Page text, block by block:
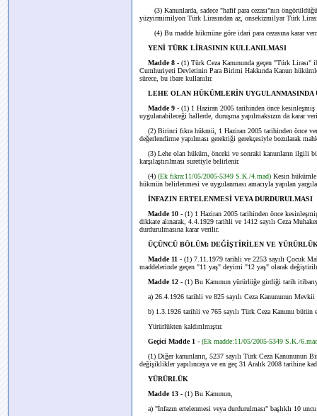
(3) Kanunlarda, sadece "hafif para cezası"nın öngörüldüğü
yüzyirmimilyon Türk Lirasından az, onsekizmilyar Türk
(4) Bu madde hükmüne göre idari para cezasına karar
YENİ TÜRK LİRASININ KULLANILMASI
Madde 8 - (1) Türk Ceza Kanununda geçen "Türk Lirası"
Cumhuriyeti Devletinin Para Birimi Hakkında Kanun
sürece, bu ibare kullanılır.
LEHE OLAN HÜKÜMLERİN UYGULANMASINDA
Madde 9 - (1) 1 Haziran 2005 tarihinden önce
uygulanabileceği hallerde, duruşma yapılmaksızın da karar
(2) Birinci fıkra hükmü, 1 Haziran 2005 tarihinden önce
değerlendirme yapılması gerektiği gerekçesiyle bozularak
(3) Lehe olan hüküm, önceki ve sonraki kanunların ilgili
karşılaştırılması suretiyle belirlenir.
(4) (Ek fıkra:11/05/2005-5349 S.K./4.mad) Kesin
hükmün belirlenmesi ve uygulanması amacıyla yapılan
İNFAZIN ERTELENMESİ VEYA DURDURULMASI
Madde 10 - (1) 1 Haziran 2005 tarihinden önce
dikkate alınarak, 4.4.1929 tarihli ve 1412 sayılı Ceza
durdurulmasına karar verilir.
ÜÇÜNCÜ BÖLÜM: DEĞİŞTİRİLEN VE
Madde 11 - (1) 7.11.1979 tarihli ve 2253 sayılı Çocuk
maddelerinde geçen "11 yaş" deyimi "12 yaş" olarak
Madde 12 - (1) Bu Kanunun yürürlüğe girdiği tarih
a) 26.4.1926 tarihli ve 825 sayılı Ceza Kanununun Mevkii
b) 1.3.1926 tarihli ve 765 sayılı Türk Ceza Kanunu
Yürürlükten kaldırılmıştır.
Geçici Madde 1 - (Ek madde:11/05/2005-5349 S.K./
(1) Diğer kanunların, 5237 sayılı Türk Ceza Kanununun
değişiklikler yapılıncaya ve en geç 31 Aralık 2008 tarihine
YÜRÜRLÜK
Madde 13 - (1) Bu Kanunun,
a) "İnfazın ertelenmesi veya durdurulması" başlıklı 10